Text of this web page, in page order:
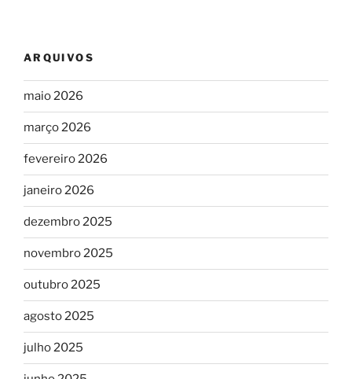
ARQUIVOS
maio 2026
março 2026
fevereiro 2026
janeiro 2026
dezembro 2025
novembro 2025
outubro 2025
agosto 2025
julho 2025